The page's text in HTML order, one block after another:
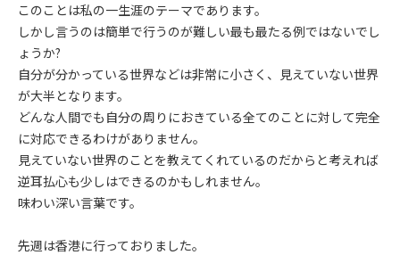
このことは私の一生涯のテーマであります。
しかし言うのは簡単で行うのが難しい最も最たる例ではないでし
ょうか?
自分が分かっている世界などは非常に小さく、見えていない世界
が大半となります。
どんな人間でも自分の周りにおきている全てのことに対して完全
に対応できるわけがありません。
見えていない世界のことを教えてくれているのだからと考えれば
逆耳払心も少しはできるのかもしれません。
味わい深い言葉です。
先週は香港に行っておりました。